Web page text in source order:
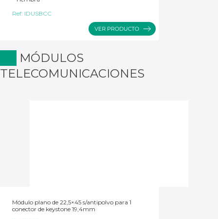
Ref: IDUSBCC
MÓDULOS
TELECOMUNICACIONES
Módulo plano de 22,5×45 s/antipolvo para 1
conector de keystone 19,4mm